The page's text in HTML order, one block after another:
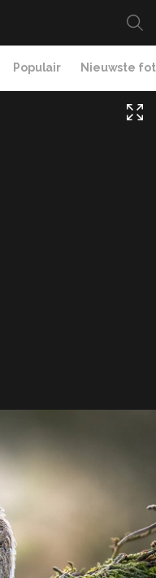
Populair Nieuwste